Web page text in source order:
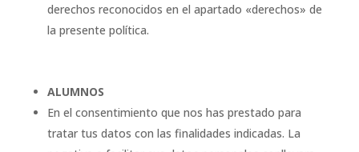
derechos reconocidos en el apartado «derechos» de
la presente política.
ALUMNOS
En el consentimiento que nos has prestado para
tratar tus datos con las finalidades indicadas. La